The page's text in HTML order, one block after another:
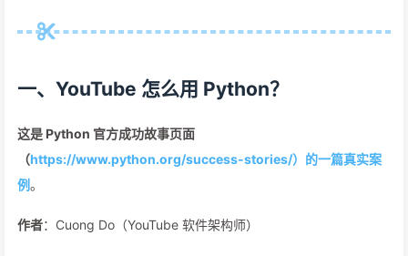
一、YouTube 怎么用 Python？
这是 Python 官方成功故事页面
（https://www.python.org/success-stories/）的一篇真实案
例。
作者：Cuong Do（YouTube 软件架构师）